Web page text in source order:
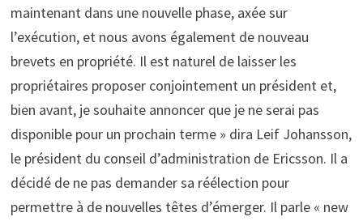
maintenant dans une nouvelle phase, axée sur
l’exécution, et nous avons également de nouveau
brevets en propriété. Il est naturel de laisser les
propriétaires proposer conjointement un président et,
bien avant, je souhaite annoncer que je ne serai pas
disponible pour un prochain terme » dira Leif Johansson,
le président du conseil d’administration de Ericsson. Il a
décidé de ne pas demander sa réélection pour
permettre à de nouvelles têtes d’émerger. Il parle « new